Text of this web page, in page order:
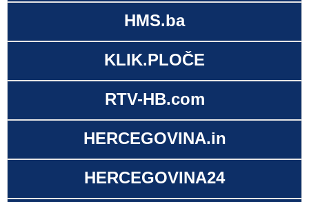
HMS.ba
KLIK.PLOČE
RTV-HB.com
HERCEGOVINA.in
HERCEGOVINA24